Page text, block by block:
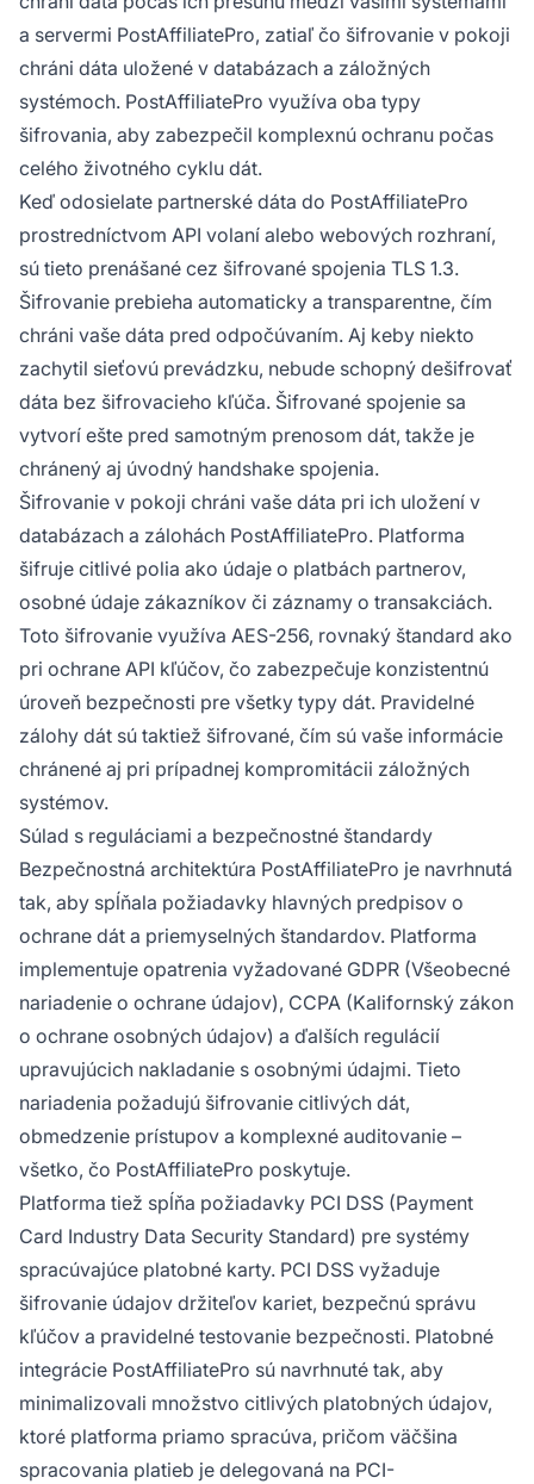
a servermi PostAffiliatePro, zatiaľ čo šifrovanie v pokoji
chráni dáta uložené v databázach a záložných
systémoch. PostAffiliatePro využíva oba typy
šifrovania, aby zabezpečil komplexnú ochranu počas
celého životného cyklu dát.
Keď odosielate partnerské dáta do PostAffiliatePro
prostredníctvom API volaní alebo webových rozhraní,
sú tieto prenášané cez šifrované spojenia TLS 1.3.
Šifrovanie prebieha automaticky a transparentne, čím
chráni vaše dáta pred odpočúvaním. Aj keby niekto
zachytil sieťovú prevádzku, nebude schopný dešifrovať
dáta bez šifrovacieho kľúča. Šifrované spojenie sa
vytvorí ešte pred samotným prenosom dát, takže je
chránený aj úvodný handshake spojenia.
Šifrovanie v pokoji chráni vaše dáta pri ich uložení v
databázach a zálohách PostAffiliatePro. Platforma
šifruje citlivé polia ako údaje o platbách partnerov,
osobné údaje zákazníkov či záznamy o transakciách.
Toto šifrovanie využíva AES-256, rovnaký štandard ako
pri ochrane API kľúčov, čo zabezpečuje konzistentnú
úroveň bezpečnosti pre všetky typy dát. Pravidelné
zálohy dát sú taktiež šifrované, čím sú vaše informácie
chránené aj pri prípadnej kompromitácii záložných
systémov.
Súlad s reguláciami a bezpečnostné štandardy
Bezpečnostná architektúra PostAffiliatePro je navrhnutá
tak, aby spĺňala požiadavky hlavných predpisov o
ochrane dát a priemyselných štandardov. Platforma
implementuje opatrenia vyžadované GDPR (Všeobecné
nariadenie o ochrane údajov), CCPA (Kalifornský zákon
o ochrane osobných údajov) a ďalších regulácií
upravujúcich nakladanie s osobnými údajmi. Tieto
nariadenia požadujú šifrovanie citlivých dát,
obmedzenie prístupov a komplexné auditovanie –
všetko, čo PostAffiliatePro poskytuje.
Platforma tiež spĺňa požiadavky PCI DSS (Payment
Card Industry Data Security Standard) pre systémy
spracúvajúce platobné karty. PCI DSS vyžaduje
šifrovanie údajov držiteľov kariet, bezpečnú správu
kľúčov a pravidelné testovanie bezpečnosti. Platobné
integrácie PostAffiliatePro sú navrhnuté tak, aby
minimalizovali množstvo citlivých platobných údajov,
ktoré platforma priamo spracúva, pričom väčšina
spracovania platieb je delegovaná na PCI-